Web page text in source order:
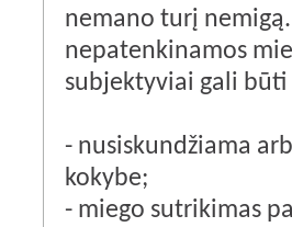
nemano turį
nepatenkinamos
subjektyviai gali
- nusiskundžiama
kokybe;
- miego sutrikimas